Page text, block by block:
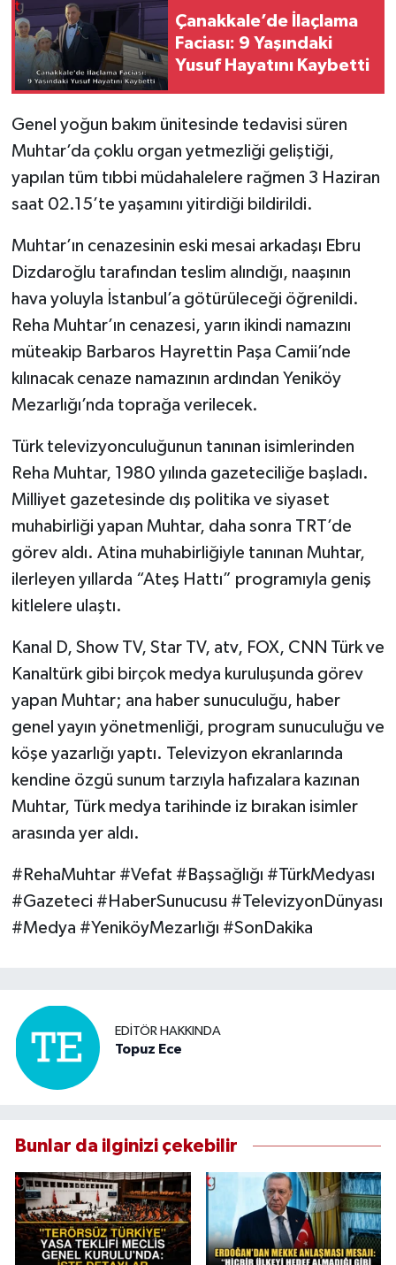
Çanakkale’de İlaçlama
Faciası: 9 Yaşındaki
Yusuf Hayatını Kaybetti
Genel yoğun bakım ünitesinde tedavisi süren
Muhtar’da çoklu organ yetmezliği geliştiği,
yapılan tüm tıbbi müdahalelere rağmen 3 Haziran
saat 02.15’te yaşamını yitirdiği bildirildi.
Muhtar’ın cenazesinin eski mesai arkadaşı Ebru
Dizdaroğlu tarafından teslim alındığı, naaşının
hava yoluyla İstanbul’a götürüleceği öğrenildi.
Reha Muhtar’ın cenazesi, yarın ikindi namazını
müteakip Barbaros Hayrettin Paşa Camii’nde
kılınacak cenaze namazının ardından Yeniköy
Mezarlığı’nda toprağa verilecek.
Türk televizyonculuğunun tanınan isimlerinden
Reha Muhtar, 1980 yılında gazeteciliğe başladı.
Milliyet gazetesinde dış politika ve siyaset
muhabirliği yapan Muhtar, daha sonra TRT’de
görev aldı. Atina muhabirliğiyle tanınan Muhtar,
ilerleyen yıllarda “Ateş Hattı” programıyla geniş
kitlelere ulaştı.
Kanal D, Show TV, Star TV, atv, FOX, CNN Türk ve
Kanaltürk gibi birçok medya kuruluşunda görev
yapan Muhtar; ana haber sunuculuğu, haber
genel yayın yönetmenliği, program sunuculuğu ve
köşe yazarlığı yaptı. Televizyon ekranlarında
kendine özgü sunum tarzıyla hafızalara kazınan
Muhtar, Türk medya tarihinde iz bırakan isimler
arasında yer aldı.
#RehaMuhtar #Vefat #Başsağlığı #TürkMedyası
#Gazeteci #HaberSunucusu #TelevizyonDünyası
#Medya #YeniköyMezarlığı #SonDakika
EDITÖR HAKKINDA
Topuz Ece
Bunlar da ilginizi çekebilir